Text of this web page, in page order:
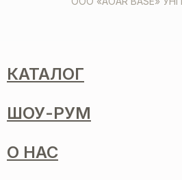
КАТАЛОГ
ШОУ-РУМ
О НАС